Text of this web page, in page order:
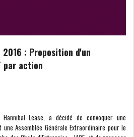
DEVISES
2016 : Proposition d'un
par action
Hannibal Lease, a décidé de convoquer une
Assemblée Générale Extraordinaire pour le